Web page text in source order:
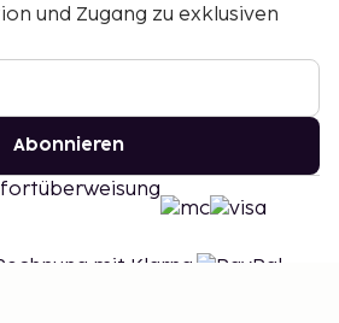
und Zugang zu exklusiven
Abonnieren